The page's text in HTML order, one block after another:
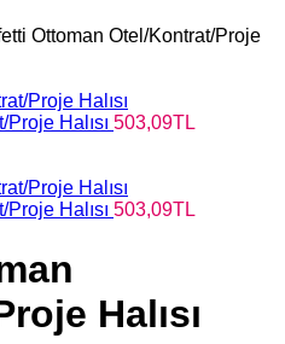
Ottoman Otel/Kontrat/Proje
Halısı 503,09TL
Halısı 503,09TL
Halısı